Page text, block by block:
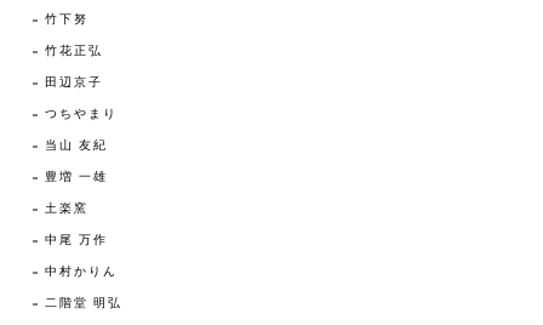
竹下努
竹花正弘
田辺京子
つちやまり
当山 友紀
豊増 一雄
土楽窯
中尾 万作
中村かりん
二階堂 明弘